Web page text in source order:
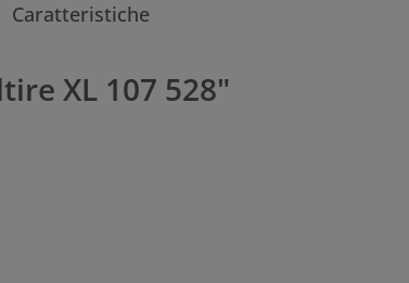
Caratteristiche
XL 107 528"